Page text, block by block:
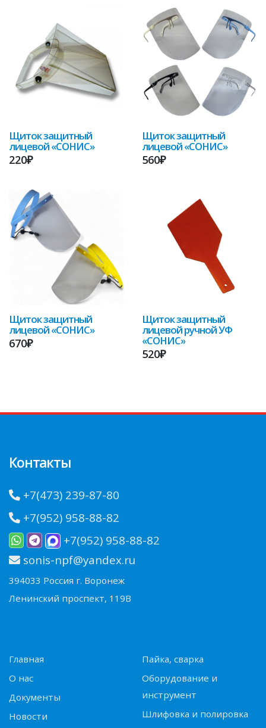
Щиток защитный
лицевой «СОНИС»
220₽
Щиток защитный
лицевой «СОНИС»
560₽
Щиток защитный
лицевой «СОНИС»
670₽
Щиток защитный
лицевой ручной УФ
«СОНИС»
520₽
Контакты
+7(473) 239-87-80
+7(952) 958-88-82
+7(952) 958-88-82
sonis-npf@yandex.ru
394033 Россия г. Воронеж
Ленинский проспект, 119В
Главная
О нас
Документы
Новости
Пайка, сварка
Оборудование и
инструмент
Шлифовка и полировка